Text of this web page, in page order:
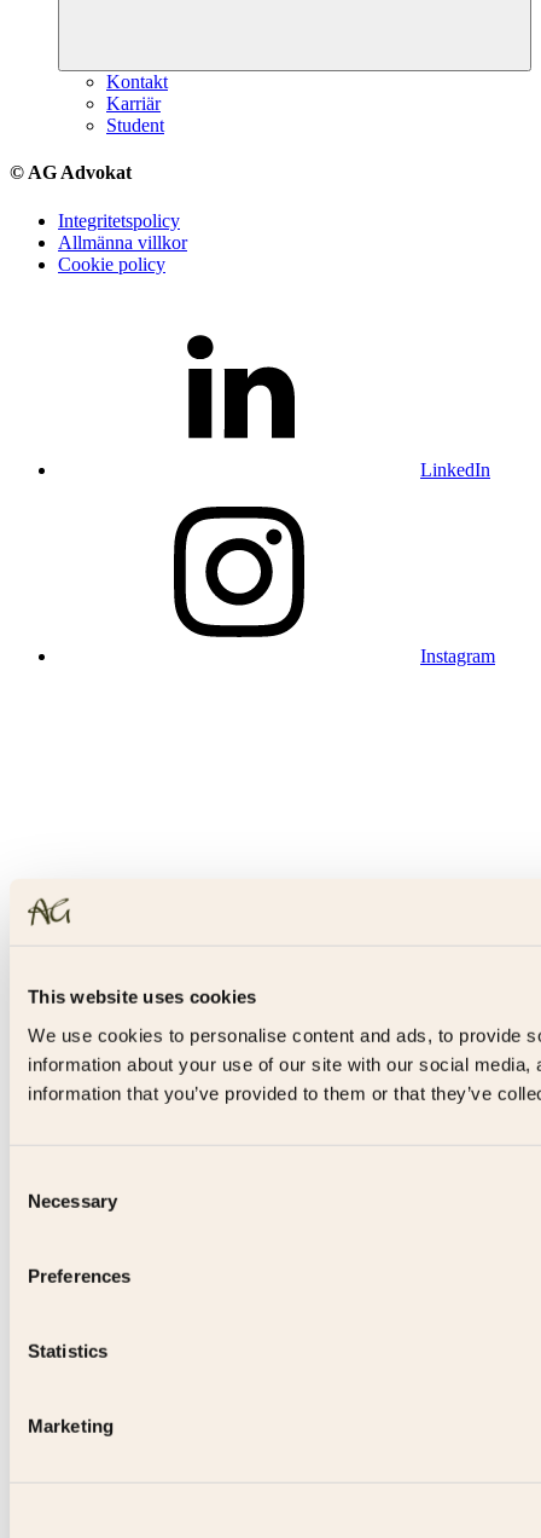
This website uses cookies
We use cookies to personalise content and ads, to provide
information about your use of our site with our social
information that you’ve provided to them or that they’ve
Selection
Necessary
Preferences
Statistics
Marketing
Kontakt
Karriär
Student
© AG Advokat
Integritetspolicy
Allmänna villkor
Cookie policy
LinkedIn
Instagram